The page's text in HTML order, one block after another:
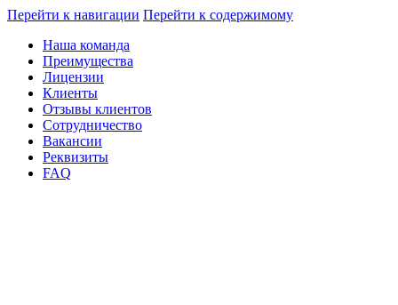
Перейти к навигации Перейти к содержимому
Наша команда
Преимущества
Лицензии
Клиенты
Отзывы клиентов
Сотрудничество
Вакансии
Реквизиты
FAQ